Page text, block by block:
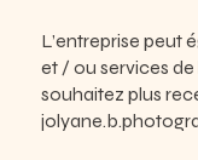
L’entreprise peut
et / ou services de
souhaitez plus